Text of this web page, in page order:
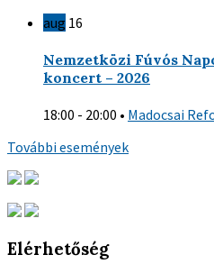
aug 16
Nemzetközi Fúvós
koncert – 2026
18:00 - 20:00 • Madocsai
További események
Elérhetőség